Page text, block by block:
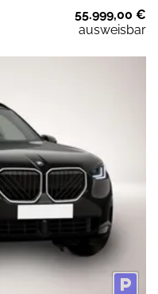
55.999,00 €
ausweisbar